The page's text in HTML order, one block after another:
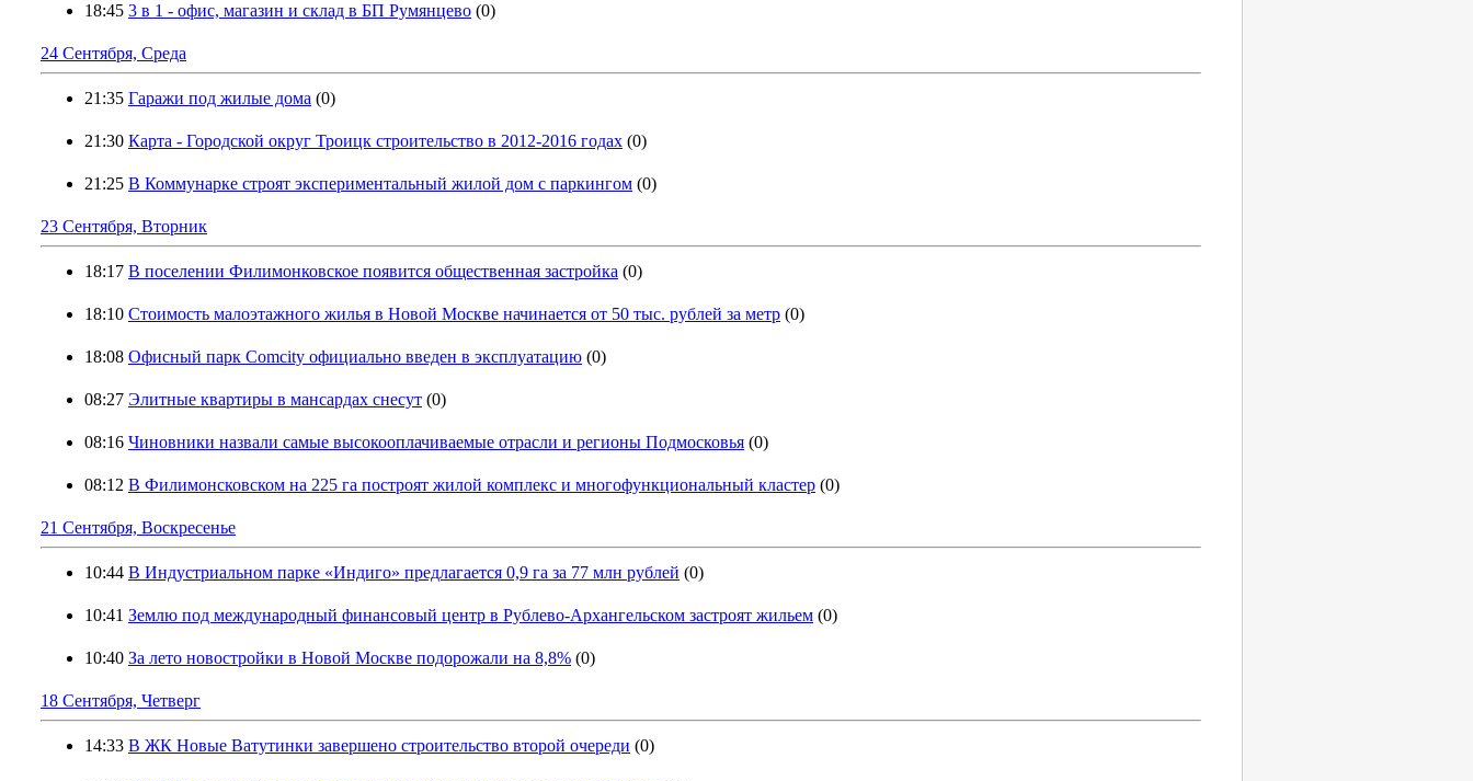
18:45 3 в 1 - офис, магазин и склад в БП Румянцево (0)
24 Сентября, Среда
21:35 Гаражи под жилые дома (0)
21:30 Карта - Городской округ Троицк строительство в 2012-2016 годах (0)
21:25 В Коммунарке строят экспериментальный жилой дом с паркингом (0)
23 Сентября, Вторник
18:17 В поселении Филимонковское появится общественная застройка (0)
18:10 Стоимость малоэтажного жилья в Новой Москве начинается от 50 тыс. рублей за метр (0)
18:08 Офисный парк Comcity официально введен в эксплуатацию (0)
08:27 Элитные квартиры в мансардах снесут (0)
08:16 Чиновники назвали самые высокооплачиваемые отрасли и регионы Подмосковья (0)
08:12 В Филимонсковском на 225 га построят жилой комплекс и многофункциональный кластер (0)
21 Сентября, Воскресенье
10:44 В Индустриальном парке «Индиго» предлагается 0,9 га за 77 млн рублей (0)
10:41 Землю под международный финансовый центр в Рублево-Архангельском застроят жильем (0)
10:40 За лето новостройки в Новой Москве подорожали на 8,8% (0)
18 Сентября, Четверг
14:33 В ЖК Новые Ватутинки завершено строительство второй очереди (0)